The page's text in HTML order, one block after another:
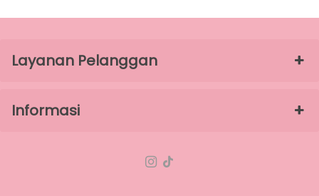
beberapa
ini
di
beberapa
Layanan Pelanggan
Informasi